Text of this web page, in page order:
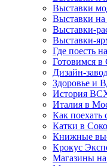
Выставки
Выставки
Выставки-
Выставки-
Где поесть
Готовимся в
Дизайн-
Здоровье и
История
Италия в
Как поехать
Катки в
Книжные
Крокус
Магазины